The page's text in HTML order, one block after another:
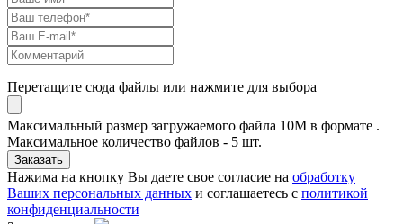
Перетащите сюда файлы или нажмите для выбора
Максимальный размер загружаемого файла 10M в формате .
Максимальное количество файлов - 5 шт.
Заказать
Нажима на кнопку Вы даете свое согласие на обработку
Ваших персональных данных и соглашаетесь с политикой
конфиденциальности